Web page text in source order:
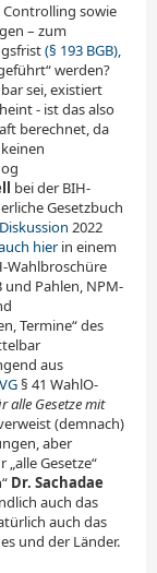
sowie
– zum
(§ 193 BGB),
werden?
sei, existiert
- ist das also
berechnet, da
bei der BIH-
Gesetzbuch
Diskussion 2022
hierin einem
Wahlbroschüre
und Pahlen, NPM-
Termine“ des
aus
§ 41 WahlO-
alle Gesetze mit
(demnach)
aber
„alle Gesetze“
Dr. Sachadae
auch das
auch das
und der Länder.